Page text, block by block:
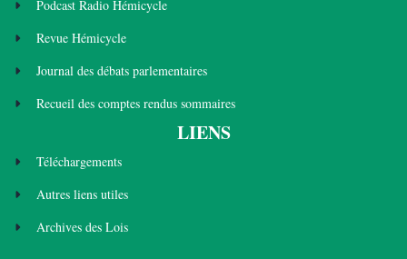
Podcast Radio Hémicycle
Revue Hémicycle
Journal des débats parlementaires
Recueil des comptes rendus sommaires
LIENS
Téléchargements
Autres liens utiles
Archives des Lois